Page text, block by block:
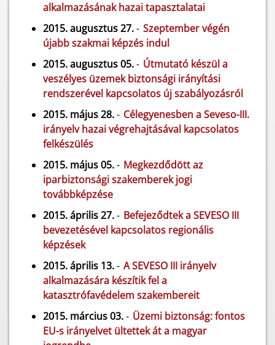
alkalmazásának hazai tapasztalatai
2015. augusztus 27.- Szeptember végén
újabb szakmai képzés indul
2015. augusztus 05.- Útmutató készül a
veszélyes üzemek biztonsági irányítási
rendszerével kapcsolatos új szabályozásról
2015. május 28.- Célegyenesben a Seveso-III.
irányelv hazai végrehajtásával kapcsolatos
felkészülés
2015. május 05.- Megkezdődött az
iparbiztonsági szakemberek jogi
továbbképzése
2015. április 27.- Befejeződtek a SEVESO III
bevezetésével kapcsolatos regionális
képzések
2015. április 13.- A SEVESO III irányelv
alkalmazására készítik fel a
katasztrófavédelem szakembereit
2015. március 03.- Üzemi biztonság: fontos
EU-s irányelvet ültettek át a magyar